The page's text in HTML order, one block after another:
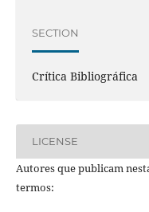
SECTION
Crítica Bibliográfica
LICENSE
Autores que publicam
termos: